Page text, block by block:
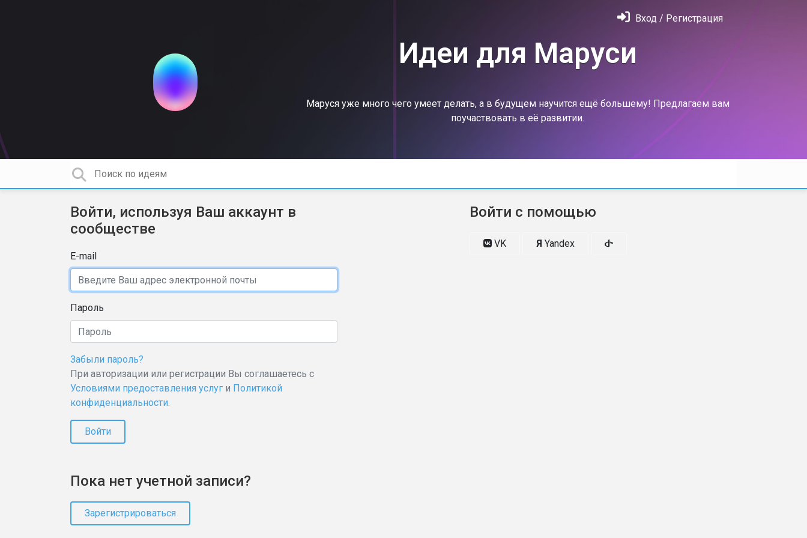
Вход / Регистрация
Идеи для Маруси
Маруся уже много чего умеет делать, а в будущем научится ещё большему! Предлагаем вам
поучаствовать в её развитии.
Войти, используя Ваш аккаунт в
сообществе
E-mail
Пароль
Забыли пароль?
При авторизации или регистрации Вы соглашаетесь с
Условиями предоставления услуг и Политикой
конфиденциальности.
Войти
Пока нет учетной записи?
Зарегистрироваться
Войти с помощью
VK Я Yandex